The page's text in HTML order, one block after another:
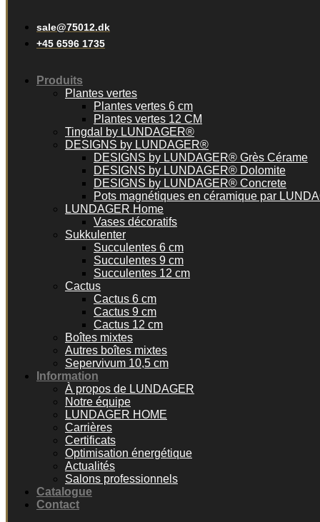
sale@75012.dk
+45 6596 1735
Produits
Plantes vertes
Plantes vertes 6 cm
Plantes vertes 12 CM
Tingdal by LUNDAGER®
DESIGNS by LUNDAGER®
DESIGNS by LUNDAGER® Grès Cérame
DESIGNS by LUNDAGER® Dolomite
DESIGNS by LUNDAGER® Concrete
Pots magnétiques en céramique par
LUNDAGER Home
Vases décoratifs
Sukkulenter
Succulentes 6 cm
Succulentes 9 cm
Succulentes 12 cm
Cactus
Cactus 6 cm
Cactus 9 cm
Cactus 12 cm
Boîtes mixtes
Autres boîtes mixtes
Sepervivum 10,5 cm
Information
À propos de LUNDAGER
Notre équipe
LUNDAGER HOME
Carrières
Certificats
Optimisation énergétique
Actualités
Salons professionnels
Catalogue
Contact